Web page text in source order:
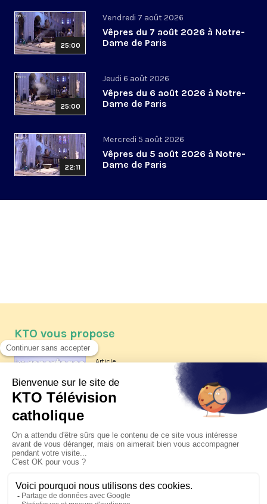
25:00
Vendredi 7 août 2026
Vêpres du 7 août 2026 à Notre-
Dame de Paris
25:00
Jeudi 6 août 2026
Vêpres du 6 août 2026 à Notre-
Dame de Paris
22:11
Mercredi 5 août 2026
Vêpres du 5 août 2026 à Notre-
Dame de Paris
KTO vous propose
Article
Les reportages d'été 2026 de KTO
La visite pastorale du pape Léon
XIV à Assise à suivre sur KTO le
jeudi 6 août
Le pape en Uruguay, Argentine et
Pérou du 6 au 17 novembre 2026